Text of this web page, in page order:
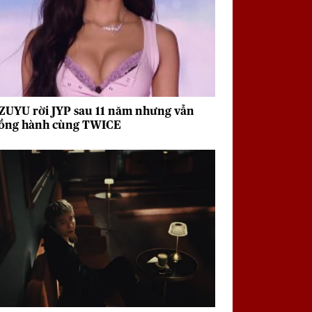
rời JYP sau 11 năm nhưng vẫn
hành cùng TWICE